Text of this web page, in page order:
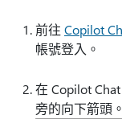
前往 Copilot
帳號登入。
在 Copilot
旁的向下箭頭。